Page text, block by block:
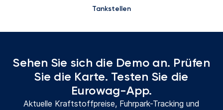
Tankstellen
Sehen Sie sich die Demo an. Prüfen
Sie die Karte. Testen Sie die
Eurowag-App.
Aktuelle Kraftstoffpreise, Fuhrpark-Tracking und